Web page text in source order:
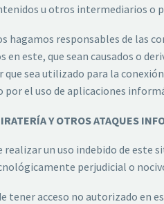
u otros intermediarios o
hagamos responsables de las
en este, que sean causados o
que sea utilizado para la
por el uso de aplicaciones
Y OTROS ATAQUES
realizar un uso indebido de
perjudicial o
tener acceso no autorizado en